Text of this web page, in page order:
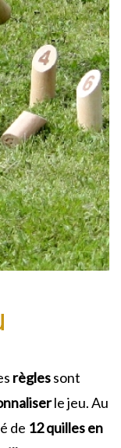
règlessont
le jeu. Au
de 12 quilles en